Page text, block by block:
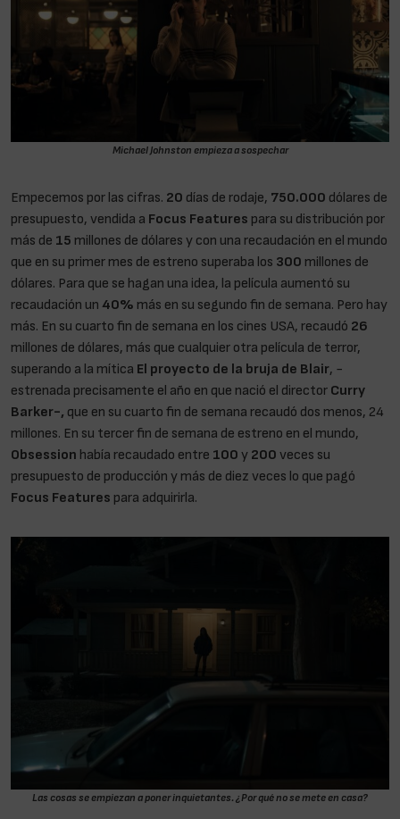
Michael Johnston empieza a sospechar
Empecemos por las cifras. 20 días de rodaje, 750.000 dólares de
presupuesto, vendida a Focus Features para su distribución por
más de 15 millones de dólares y con una recaudación en el mundo
que en su primer mes de estreno superaba los 300 millones de
dólares. Para que se hagan una idea, la película aumentó su
recaudación un 40% más en su segundo fin de semana. Pero hay
más. En su cuarto fin de semana en los cines USA, recaudó 26
millones de dólares, más que cualquier otra película de terror,
superando a la mítica El proyecto de la bruja de Blair, -
estrenada precisamente el año en que nació el director Curry
Barker-, que en su cuarto fin de semana recaudó dos menos, 24
millones. En su tercer fin de semana de estreno en el mundo,
Obsession había recaudado entre 100 y 200 veces su
presupuesto de producción y más de diez veces lo que pagó
Focus Features para adquirirla.
Las cosas se empiezan a poner inquietantes. ¿Por qué no se mete en casa?